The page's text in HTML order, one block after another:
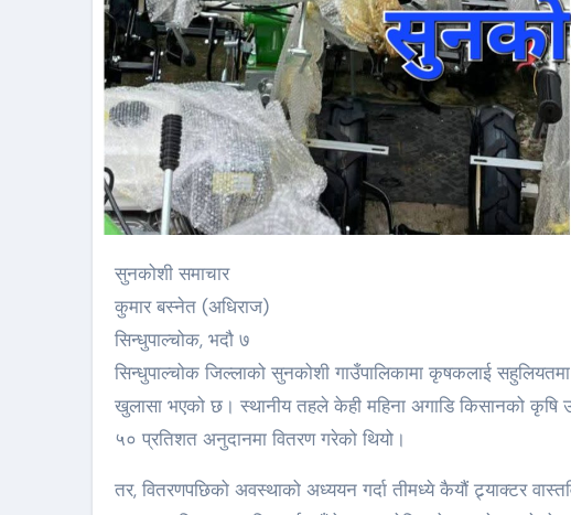
सुनकोशी समाचार
कुमार बस्नेत (अधिराज)
सिन्धुपाल्चोक, भदौ ७
सिन्धुपाल्चोक जिल्लाको सुनकोशी गाउँपालिकामा कृषकलाई
खुलासा भएको छ। स्थानीय तहले केही महिना अगाडि किसानको कृषि
५० प्रतिशत अनुदानमा वितरण गरेको थियो।
तर, वितरणपछिको अवस्थाको अध्ययन गर्दा तीमध्ये कैयौं ट्र्याक्टर